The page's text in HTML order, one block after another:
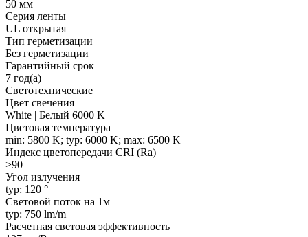
50 мм
Серия ленты
UL открытая
Тип герметизации
Без герметизации
Гарантийный срок
7 год(а)
Светотехнические
Цвет свечения
White | Белый 6000 K
Цветовая температура
min: 5800 K; typ: 6000 K; max: 6500 K
Индекс цветопередачи CRI (Ra)
>90
Угол излучения
typ: 120 °
Световой поток на 1м
typ: 750 lm/m
Расчетная световая эффективность